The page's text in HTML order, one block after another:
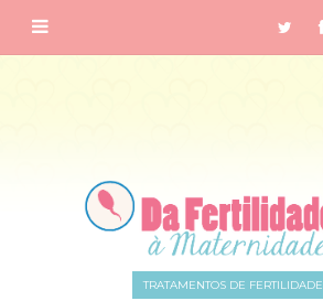
TRATAMENTOS DE FERTILIDADE